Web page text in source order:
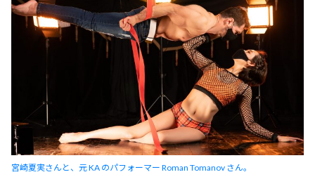
宮崎夏実さんと、元 KA のパフォーマー Roman Tomanov さん。